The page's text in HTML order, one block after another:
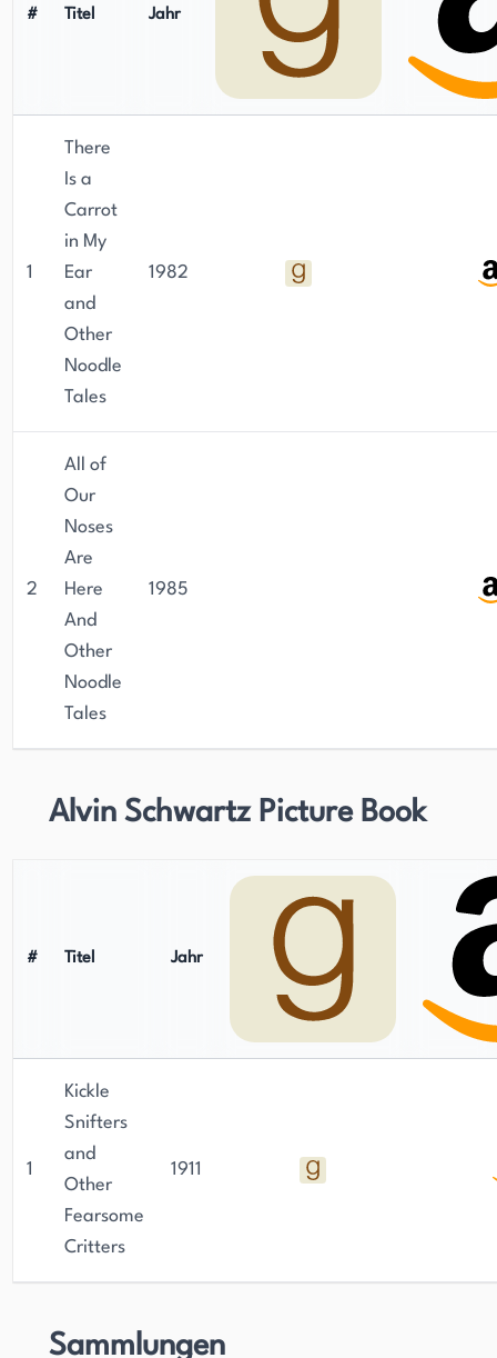
# Titel Jahr
1
There
Is a
Carrot
in My
Ear
and
Other
Noodle
Tales
1982
2
All of
Our
Noses
Are
Here
And
Other
Noodle
Tales
1985
Alvin Schwartz Picture Book
# Titel Jahr
1
Kickle
Snifters
and
Other
Fearsome
Critters
1911
Sammlungen